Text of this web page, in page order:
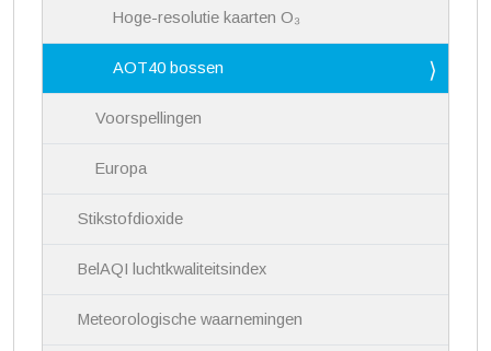
Hoge-resolutie kaarten O₃
AOT40 bossen
Voorspellingen
Europa
Stikstofdioxide
BelAQI luchtkwaliteitsindex
Meteorologische waarnemingen